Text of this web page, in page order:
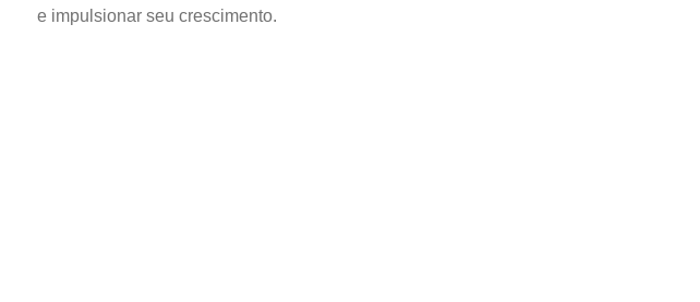
e impulsionar seu crescimento.